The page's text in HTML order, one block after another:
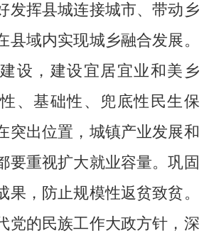
发挥县城连接城市、带动乡
县域内实现城乡融合发展。
设，建设宜居宜业和美乡
、基础性、兜底性民生保
突出位置，城镇产业发展和
要重视扩大就业容量。巩固
果，防止规模性返贫致贫。
党的民族工作大政方针，深